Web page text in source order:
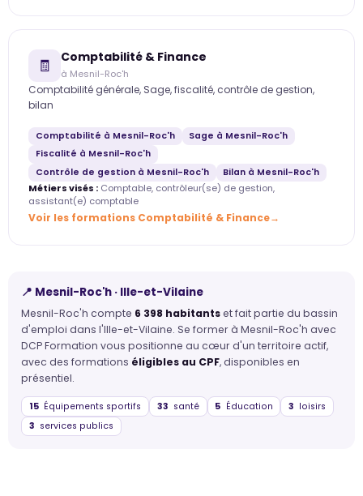
🧾 Comptabilité & Finance
à Mesnil-Roc'h
Comptabilité générale, Sage, fiscalité, contrôle de gestion,
bilan
Comptabilité à Mesnil-Roc'h
Sage à Mesnil-Roc'h
Fiscalité à Mesnil-Roc'h
Contrôle de gestion à Mesnil-Roc'h
Bilan à Mesnil-Roc'h
Métiers visés : Comptable, contrôleur(se) de gestion,
assistant(e) comptable
Voir les formations Comptabilité & Finance
📍 Mesnil-Roc'h · Ille-et-Vilaine
Mesnil-Roc'h compte 6 398 habitantset fait partie du bassin
d'emploi dans l'Ille-et-Vilaine. Se former à Mesnil-Roc'h avec
DCP Formation vous positionne au cœur d'un territoire actif,
avec des formations éligibles au CPF, disponibles en
présentiel.
15 Équipements sportifs 33 santé 5 Éducation 3 loisirs
3 services publics